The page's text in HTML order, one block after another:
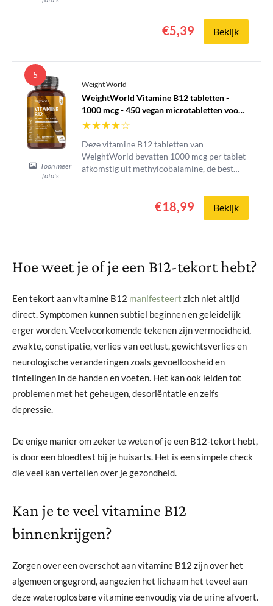
€5,39 Bekijk
5
Toon meer
foto's
Weight World
WeightWorld Vitamine B12 tabletten -
1000 mcg - 450 vegan microtabletten voor
1+ jaar voorraad
★★★★☆
Deze vitamine B12 tabletten van
WeightWorld bevatten 1000 mcg per tablet
afkomstig uit methylcobalamine, de best
van voldoende vitamine B12....
€18,99 Bekijk
Hoe weet je of je een B12-tekort hebt?
Een tekort aan vitamine B12 manifesteert zich niet altijd
direct. Symptomen kunnen subtiel beginnen en geleidelijk
erger worden. Veelvoorkomende tekenen zijn vermoeidheid,
zwakte, constipatie, verlies van eetlust, gewichtsverlies en
neurologische veranderingen zoals gevoelloosheid en
tintelingen in de handen en voeten. Het kan ook leiden tot
problemen met het geheugen, desoriëntatie en zelfs
depressie.
De enige manier om zeker te weten of je een B12-tekort hebt,
is door een bloedtest bij je huisarts. Het is een simpele check
die veel kan vertellen over je gezondheid.
Kan je te veel vitamine B12
binnenkrijgen?
Zorgen over een overschot aan vitamine B12 zijn over het
algemeen ongegrond, aangezien het lichaam het teveel aan
deze wateroplosbare vitamine eenvoudig via de urine afvoert.